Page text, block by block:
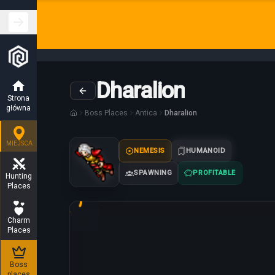
Strona
główna
MIEJSCA
Hunting
Places
Charm
Places
Boss
Dharalion
Boss Places Antica Dharalion
NEMESIS HUMANOID
SPAWNING PROFITABLE